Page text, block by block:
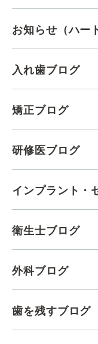
お知らせ（ハー
入れ歯ブログ
矯正ブログ
研修医ブログ
インプラント・
衛生士ブログ
外科ブログ
歯を残すブログ